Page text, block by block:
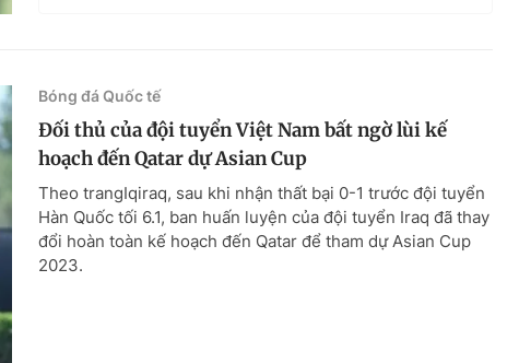
Bóng đá Quốc tế
Đối thủ của đội tuyển Việt Nam bất ngờ lùi kế
hoạch đến Qatar dự Asian Cup
Theo trangIqiraq, sau khi nhận thất bại 0-1 trước đội tuyển
Hàn Quốc tối 6.1, ban huấn luyện của đội tuyển Iraq đã thay
đổi hoàn toàn kế hoạch đến Qatar để tham dự Asian Cup
2023.